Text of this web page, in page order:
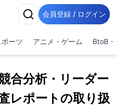
会員登録 / ログイン
ポーツ アニメ・ゲーム BtoB・
合分析・リーダー
レポートの取り扱